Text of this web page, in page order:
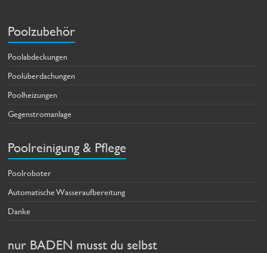
Poolzubehör
Poolabdeckungen
Poolüberdachungen
Poolheizungen
Gegenstromanlage
Poolreinigung & Pflege
Poolroboter
Automatische Wasseraufbereitung
Danke
nur BADEN musst du selbst